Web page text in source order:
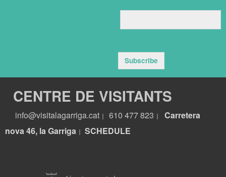
Subscribe
CENTRE DE VISITANTS
info@visitalagarriga.cat 610 477 823
Carretera
nova 46, la Garriga
SCHEDULE